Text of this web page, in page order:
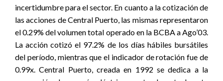
incertidumbre para el sector. En cuanto a la cotización de
las acciones de Central Puerto, las mismas representaron
el 0.29% del volumen total operado en la BCBA a Ago’03.
La acción cotizó el 97.2% de los días hábiles bursátiles
del período, mientras que el indicador de rotación fue de
0.99x. Central Puerto, creada en 1992 se dedica a la